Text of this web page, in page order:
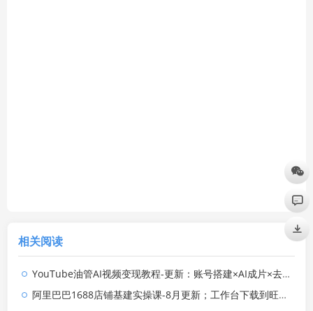
相关阅读
YouTube油管AI视频变现教程-更新：账号搭建×AI成片×去重限流解决方案×YPP变现×AI真人生成×人物一致性
阿里巴巴1688店铺基建实操课-8月更新；工作台下载到旺铺装修客服分流，手把手搞定开店全部必备操作